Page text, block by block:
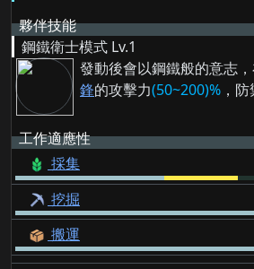
夥伴技能
鋼鐵衛士模式 Lv.1
發動後會以鋼鐵般的意志
鋒的攻擊力(50~200)% ，
工作適應性
採集
挖掘
搬運